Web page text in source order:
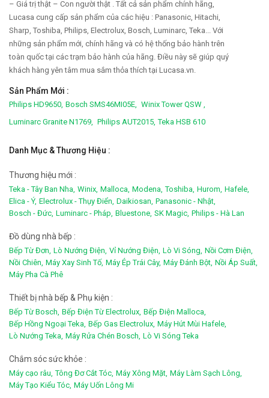
– Giá trị thật – Con người thật . Tất cả sản phẩm chính hãng,
Lucasa cung cấp sản phẩm của các hiệu : Panasonic, Hitachi,
Sharp, Toshiba, Philips, Electrolux, Bosch, Luminarc, Teka... Với
những sản phẩm mới, chính hãng và có hệ thống bảo hành trên
toàn quốc tại các trạm bảo hành của hãng. Điều này sẽ giúp quý
khách hàng yên tâm mua sắm thỏa thích tại Lucasa.vn.
Sản Phẩm Mới :
Philips HD9650, Bosch SMS46MI05E, Winix Tower QSW ,
Luminarc Granite N1769, Philips AUT2015, Teka HSB 610
Danh Mục & Thương Hiệu :
Thương hiệu mới :
Teka - Tây Ban Nha, Winix, Malloca, Modena, Toshiba, Hurom, Hafele,
Elica - Ý, Electrolux - Thụy Điển, Daikiosan, Panasonic - Nhật,
Bosch - Đức, Luminarc - Pháp, Bluestone, SK Magic, Philips - Hà Lan
Đồ dùng nhà bếp :
Bếp Từ Đơn, Lò Nướng Điện, Vỉ Nướng Điện, Lò Vi Sóng, Nồi Cơm Điện,
Nồi Chiên, Máy Xay Sinh Tố, Máy Ép Trái Cây, Máy Đánh Bột, Nồi Áp Suất,
Máy Pha Cà Phê
Thiết bị nhà bếp & Phụ kiện :
Bếp Từ Bosch, Bếp Điện Từ Electrolux, Bếp Điện Malloca,
Bếp Hồng Ngoại Teka, Bếp Gas Electrolux, Máy Hút Mùi Hafele,
Lò Nướng Teka, Máy Rửa Chén Bosch, Lò Vi Sóng Teka
Chắm sóc sức khỏe :
Máy cạo râu, Tông Đơ Cắt Tóc, Máy Xông Mặt, Máy Làm Sạch Lông,
Máy Tạo Kiểu Tóc, Máy Uốn Lông Mi